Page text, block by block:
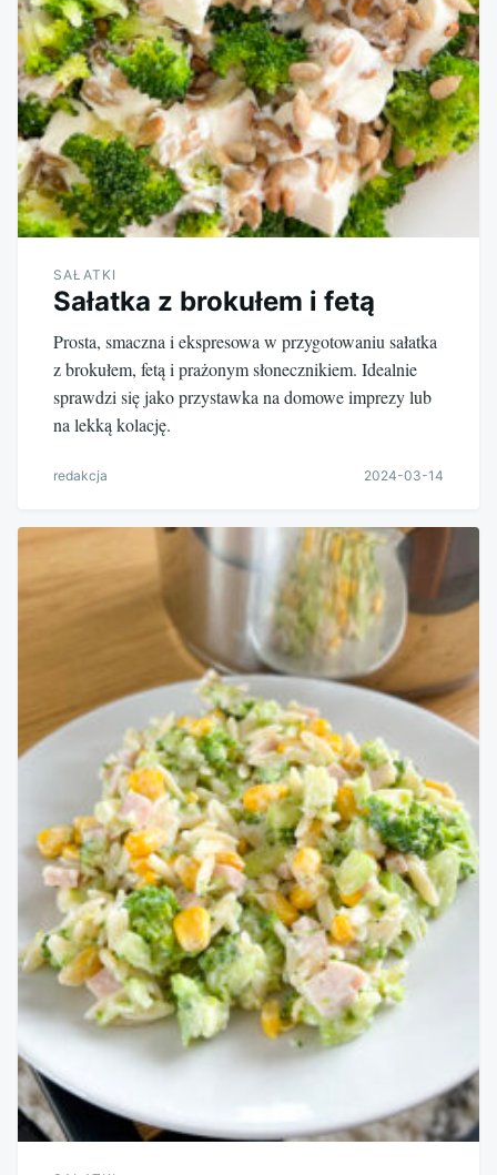
SAŁATKI
Sałatka z brokułem i fetą
Prosta, smaczna i ekspresowa w przygotowaniu sałatka
z brokułem, fetą i prażonym słonecznikiem. Idealnie
sprawdzi się jako przystawka na domowe imprezy lub
na lekką kolację.
redakcja 2024-03-14